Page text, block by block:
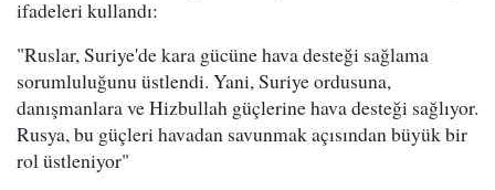
ifadeleri kullandı:
"Ruslar, Suriye'de kara gücüne hava desteği sağlama
sorumluluğunu üstlendi. Yani, Suriye ordusuna,
danışmanlara ve Hizbullah güçlerine hava desteği sağlıyor.
Rusya, bu güçleri havadan savunmak açısından büyük bir
rol üstleniyor"